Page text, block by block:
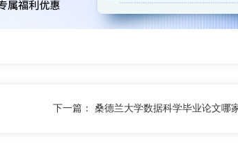
下一篇： 桑德兰大学数据科学毕业论文哪